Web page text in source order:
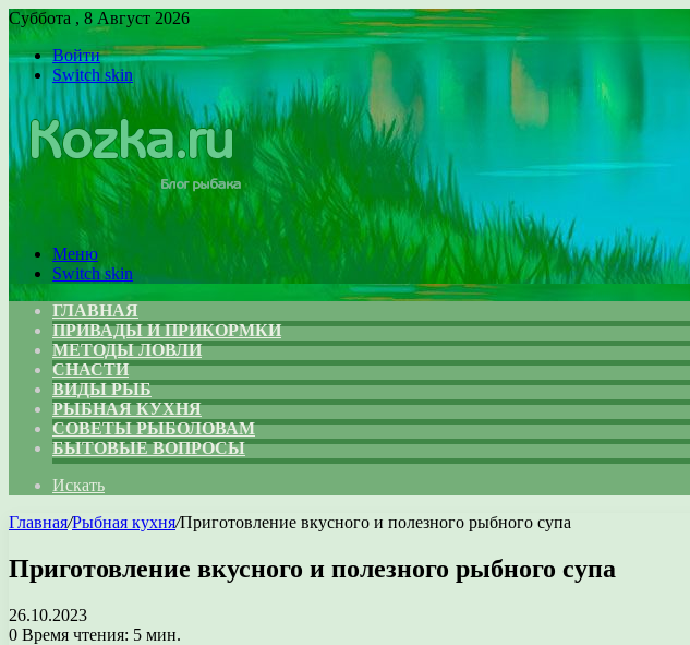
Суббота , 8 Август 2026
Войти
Switch skin
Меню
Switch skin
ГЛАВНАЯ
ПРИВАДЫ И ПРИКОРМКИ
МЕТОДЫ ЛОВЛИ
СНАСТИ
ВИДЫ РЫБ
РЫБНАЯ КУХНЯ
СОВЕТЫ РЫБОЛОВАМ
БЫТОВЫЕ ВОПРОСЫ
Искать
Главная/Рыбная кухня/Приготовление вкусного и полезного рыбного супа
Приготовление вкусного и полезного рыбного супа
26.10.2023
0 Время чтения: 5 мин.